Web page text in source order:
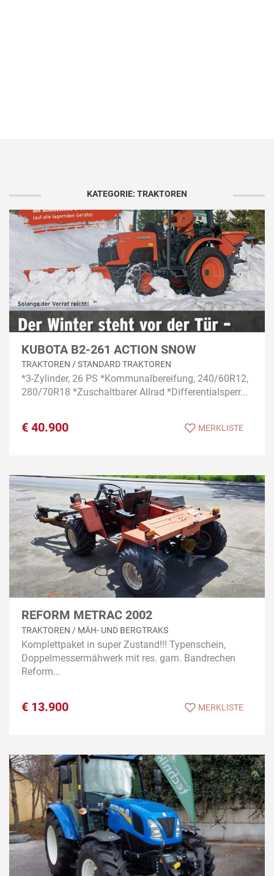
KATEGORIE: TRAKTOREN
KUBOTA B2-261 ACTION SNOW
TRAKTOREN / STANDARD TRAKTOREN
*3-Zylinder, 26 PS *Kommunalbereifung, 240/60R12,
280/70R18 *Zuschaltbarer Allrad *Differentialsperr...
€ 40.900 MERKLISTE
REFORM METRAC 2002
TRAKTOREN / MÄH- UND BERGTRAKS
Komplettpaket in super Zustand!!! Typenschein,
Doppelmessermähwerk mit res. garn. Bandrechen
Reform...
€ 13.900 MERKLISTE